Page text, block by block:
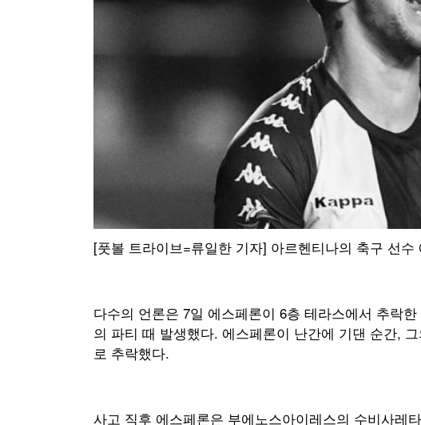
[풋볼 트라이브=류일한 기자] 아르헨티나의 축구 선
다수의 언론은 7일 에스페론이 6층 테라스에서 추락
의 파티 때 발생했다. 에스페론이 난간에 기댄 순간,
로 추락했다.
사고 직후 에스페론은 부에노스아이레스의 수비사레